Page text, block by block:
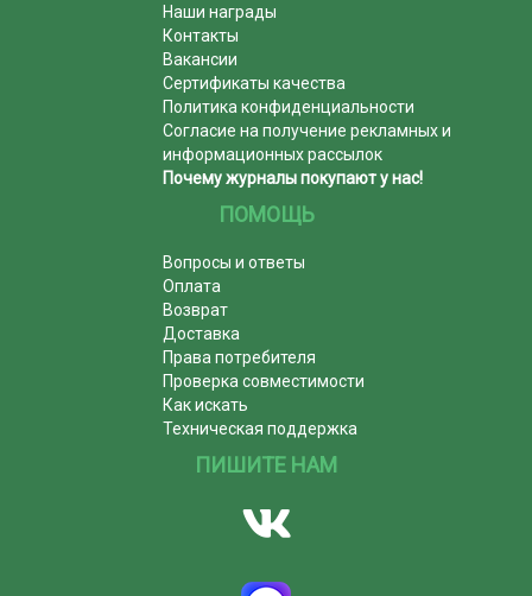
Наши награды
Контакты
Вакансии
Сертификаты качества
Политика конфиденциальности
Согласие на получение рекламных и
информационных рассылок
Почему журналы покупают у нас!
ПОМОЩЬ
Вопросы и ответы
Оплата
Возврат
Доставка
Права потребителя
Проверка совместимости
Как искать
Техническая поддержка
ПИШИТЕ НАМ